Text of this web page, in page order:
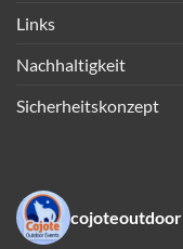
Links
Nachhaltigkeit
Sicherheitskonzept
cojoteoutdoor